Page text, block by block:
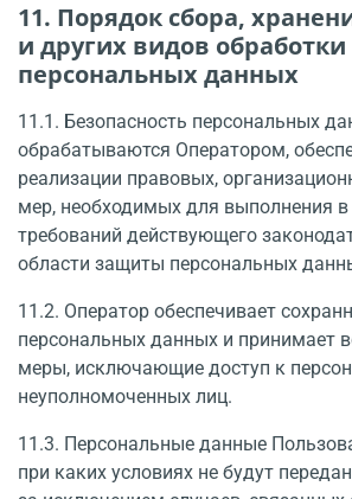
11. Порядок сбора,
и других видов обработки
персональных данных
11.1. Безопасность персональных
обрабатываются Оператором,
реализации правовых,
мер, необходимых для выполнения
требований действующего
области защиты персональных
11.2. Оператор обеспечивает
персональных данных и принимает
меры, исключающие доступ к
неуполномоченных лиц.
11.3. Персональные данные
при каких условиях не будут